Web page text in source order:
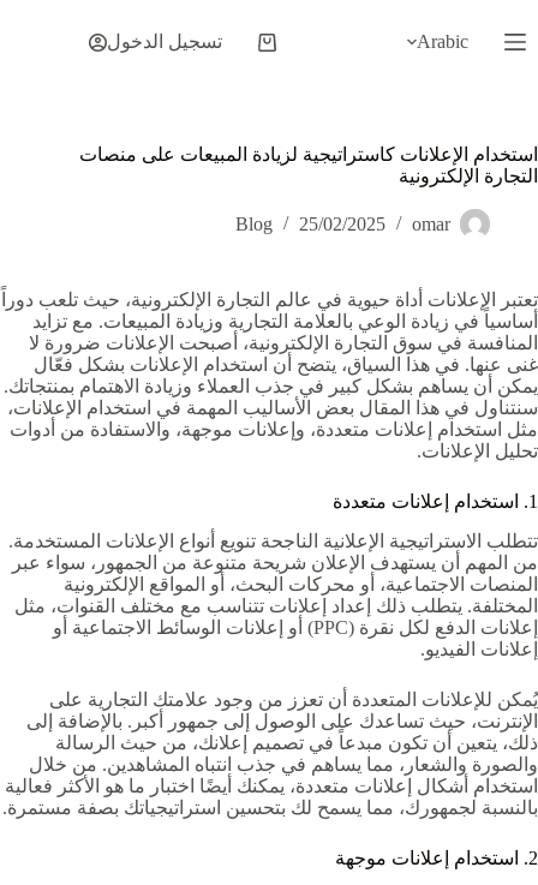
إلى
المحتوى
Arabic
عربة
تسجيل الدخول
استخدام الإعلانات كاستراتيجية لزيادة المبيعات على منصات
التجارة الإلكترونية
omar
25/02/2025
Blog
تعتبر الإعلانات أداة حيوية في عالم التجارة الإلكترونية، حيث تلعب دوراً
أساسياً في زيادة الوعي بالعلامة التجارية وزيادة المبيعات. مع تزايد
المنافسة في سوق التجارة الإلكترونية، أصبحت الإعلانات ضرورة لا
غنى عنها. في هذا السياق، يتضح أن استخدام الإعلانات بشكل فعّال
يمكن أن يساهم بشكل كبير في جذب العملاء وزيادة الاهتمام بمنتجاتك.
سنتناول في هذا المقال بعض الأساليب المهمة في استخدام الإعلانات،
مثل استخدام إعلانات متعددة، وإعلانات موجهة، والاستفادة من أدوات
تحليل الإعلانات.
1. استخدام إعلانات متعددة
تتطلب الاستراتيجية الإعلانية الناجحة تنويع أنواع الإعلانات المستخدمة.
من المهم أن يستهدف الإعلان شريحة متنوعة من الجمهور، سواء عبر
المنصات الاجتماعية، أو محركات البحث، أو المواقع الإلكترونية
المختلفة. يتطلب ذلك إعداد إعلانات تتناسب مع مختلف القنوات، مثل
إعلانات الدفع لكل نقرة (PPC) أو إعلانات الوسائط الاجتماعية أو
إعلانات الفيديو.
يُمكن للإعلانات المتعددة أن تعزز من وجود علامتك التجارية على
الإنترنت، حيث تساعدك على الوصول إلى جمهور أكبر. بالإضافة إلى
ذلك، يتعين أن تكون مبدعاً في تصميم إعلانك، من حيث الرسالة
والصورة والشعار، مما يساهم في جذب انتباه المشاهدين. من خلال
استخدام أشكال إعلانات متعددة، يمكنك أيضًا اختبار ما هو الأكثر فعالية
بالنسبة لجمهورك، مما يسمح لك بتحسين استراتيجياتك بصفة مستمرة.
2. استخدام إعلانات موجهة